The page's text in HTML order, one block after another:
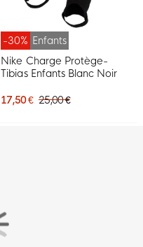
-30% Enfants
Nike Charge Protège-
Tibias Enfants Blanc Noir
17,50 € 25,00 €